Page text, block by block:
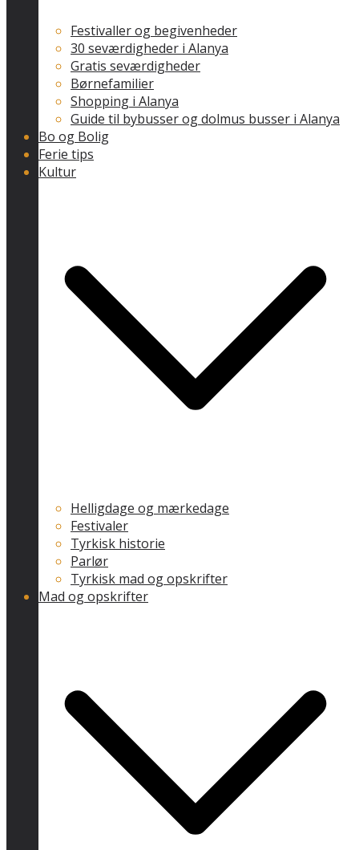
Festivaller og begivenheder
30 seværdigheder i Alanya
Gratis seværdigheder
Børnefamilier
Shopping i Alanya
Guide til bybusser og dolmus busser i Alanya
Bo og Bolig
Ferie tips
Kultur
Helligdage og mærkedage
Festivaler
Tyrkisk historie
Parlør
Tyrkisk mad og opskrifter
Mad og opskrifter